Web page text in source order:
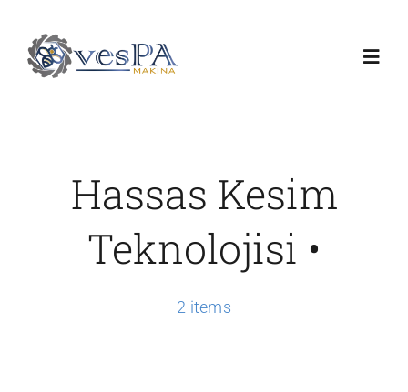
content
ÜrünlerimizHassas Kesim
Teknolojisi •
2 items